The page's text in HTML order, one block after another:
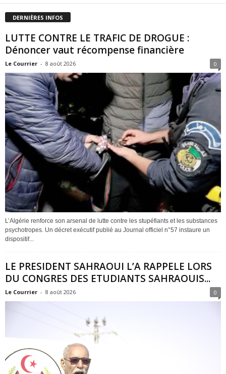
DERNIÈRES INFOS
LUTTE CONTRE LE TRAFIC DE DROGUE :
Dénoncer vaut récompense financière
Le Courrier - 8 août 2026 0
L’Algérie renforce son arsenal de lutte contre les stupéfiants et les substances
psychotropes. Un décret exécutif publié au Journal officiel n°57 instaure un
dispositif...
LE PRESIDENT SAHRAOUI L’A RAPPELE LORS
DU CONGRES DES ETUDIANTS SAHRAOUIS...
Le Courrier - 8 août 2026 0